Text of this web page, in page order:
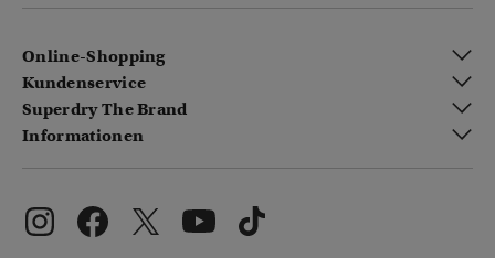
Online-Shopping
Kundenservice
Superdry The Brand
Informationen